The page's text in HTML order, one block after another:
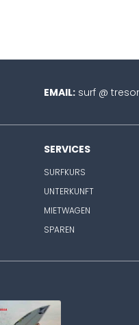
EMAIL:surf @
SERVICES
SURFKURS
UNTERKUNFT
MIETWAGEN
SPAREN